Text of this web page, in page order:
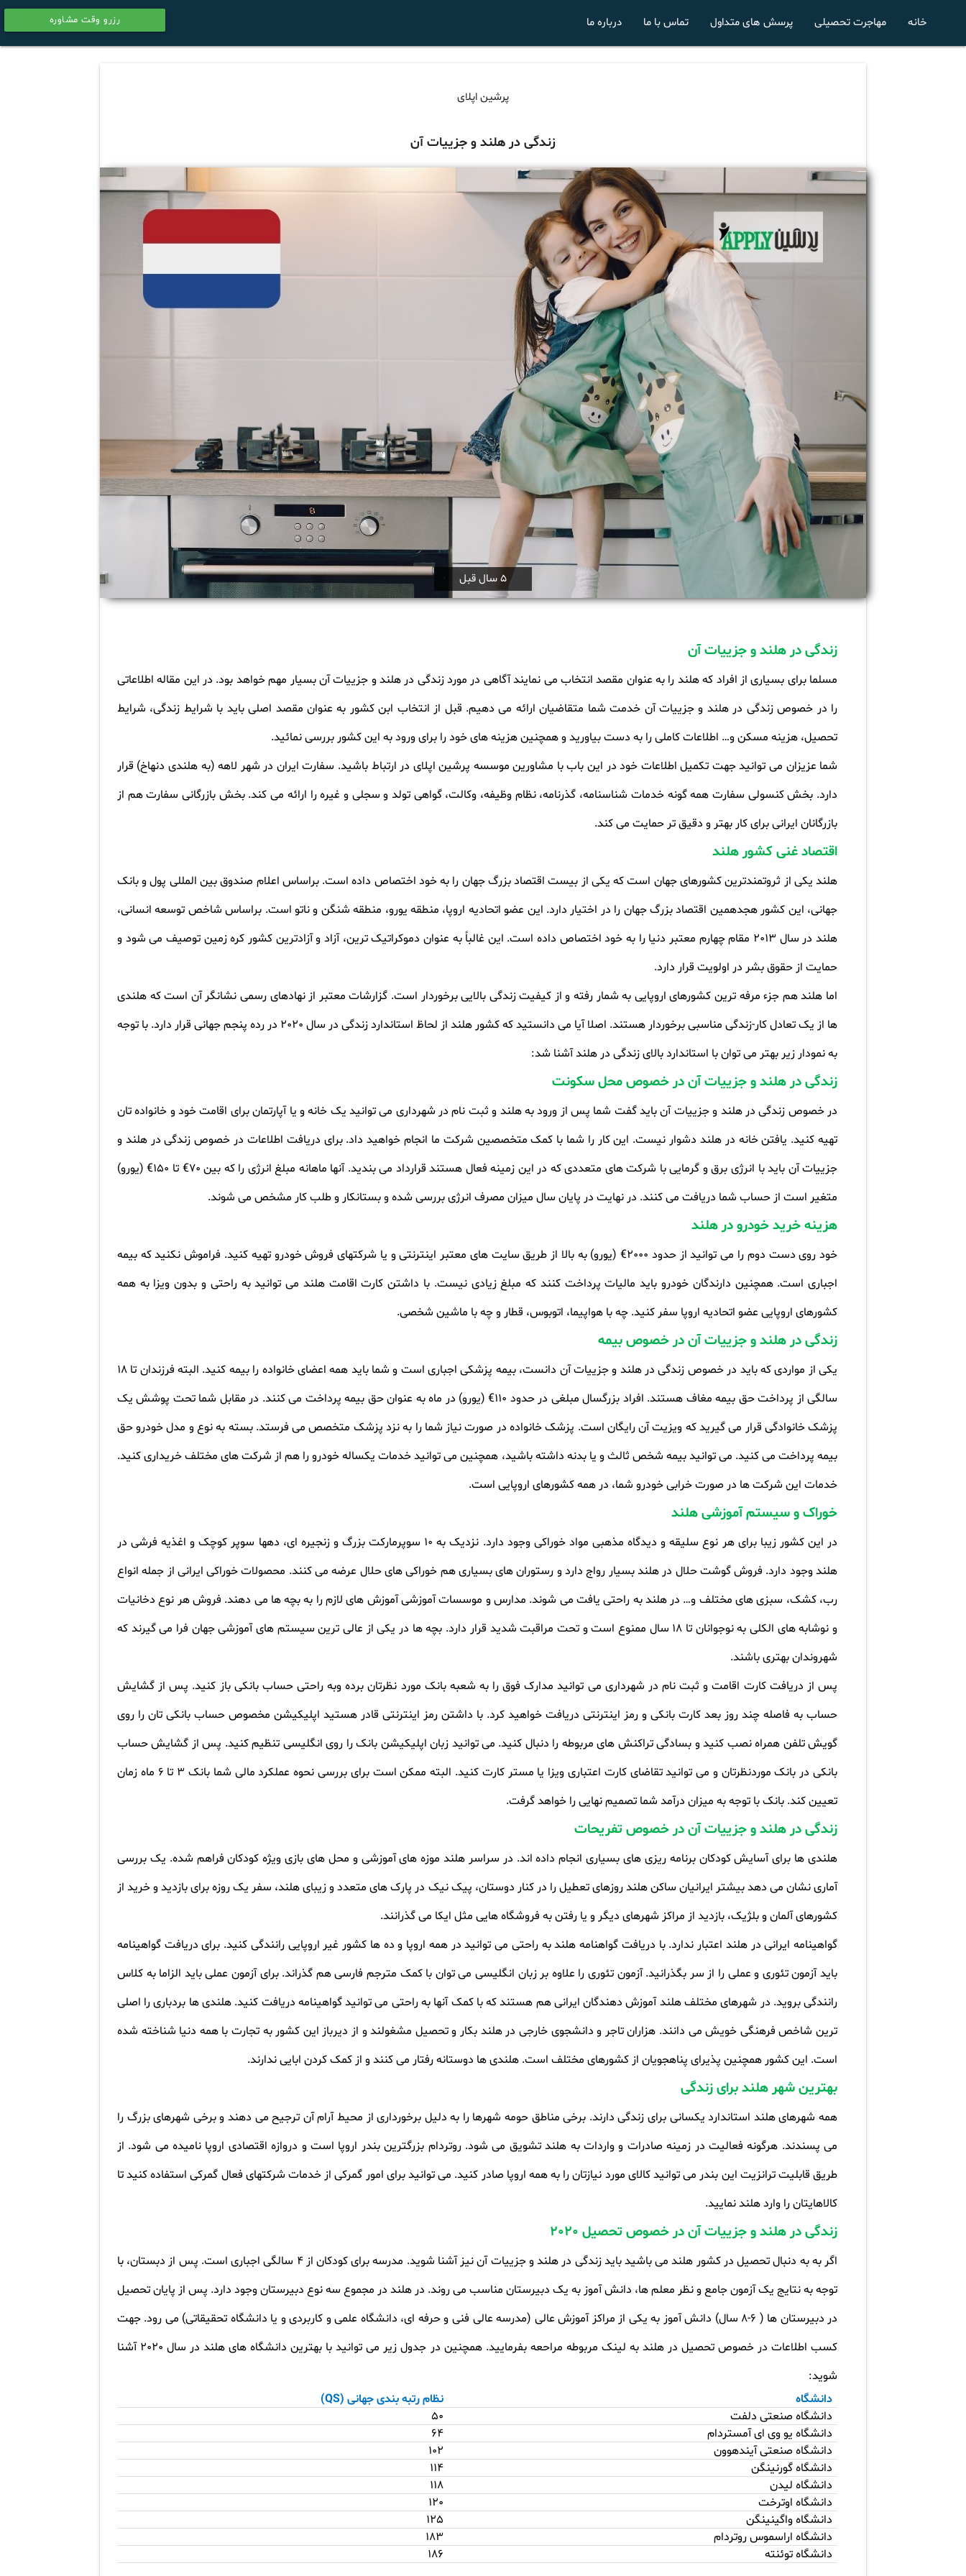
رزرو وقت مشاوره
calendar
خانه مهاجرت تحصیلی پرسش های متداول تماس با ما درباره ما
پرشین اپلای
زندگی در هلند و جزییات آن
5 سال قبل
زندگی در هلند و جزییات آن
مسلما برای بسیاری از افراد که هلند را به عنوان مقصد انتخاب می نمایند آگاهی در مورد زندگی در هلند و جزییات آن بسیار مهم خواهد بود. در این مقاله اطلاعاتی
را در خصوص زندگی در هلند و جزییات آن خدمت شما متقاضیان ارائه می دهیم. قبل از انتخاب ابن کشور به عنوان مقصد اصلی باید با شرایط زندگی، شرایط
تحصیل، هزینه مسکن و… اطلاعات کاملی را به دست بیاورید و همچنین هزینه های خود را برای ورود به این کشور بررسی نمائید.
شما عزیزان می توانید جهت تکمیل اطلاعات خود در این باب با مشاورین موسسه پرشین اپلای در ارتباط باشید. سفارت ایران در شهر لاهه (به هلندی دنهاخ) قرار
دارد. بخش کنسولی سفارت همه گونه خدمات شناسنامه، گذرنامه، نظام وظیفه، وکالت، گواهی تولد و سجلی و غیره را ارائه می کند. بخش بازرگانی سفارت هم از
بازرگانان ایرانی برای کار بهتر و دقیق تر حمایت می کند.
اقتصاد غنی کشور هلند
هلند یکی از ثروتمندترین کشورهای جهان است که یکی از بیست اقتصاد بزرگ جهان را به خود اختصاص داده است. براساس اعلام صندوق بین المللی پول و بانک
جهانی، این کشور هجدهمین اقتصاد بزرگ جهان را در اختیار دارد. این عضو اتحادیه اروپا، منطقه یورو، منطقه شنگن و ناتو است. براساس شاخص توسعه انسانی،
هلند در سال 2013 مقام چهارم معتبر دنیا را به خود اختصاص داده است. این غالباً به عنوان دموکراتیک ترین، آزاد و آزادترین کشور کره زمین توصیف می شود و
حمایت از حقوق بشر در اولویت قرار دارد.
اما هلند هم جزء مرفه ترین کشورهای اروپایی به شمار رفته و از کیفیت زندگی بالایی برخوردار است. گزارشات معتبر از نهادهای رسمی نشانگر آن است که هلندی
ها از یک تعادل کار-زندگی مناسبی برخوردار هستند. اصلا آیا می دانستید که کشور هلند از لحاظ استاندارد زندگی در سال 2020 در رده پنجم جهانی قرار دارد. با توجه
به نمودار زیر بهتر می توان با استاندارد بالای زندگی در هلند آشنا شد:
زندگی در هلند و جزییات آن در خصوص محل سکونت
در خصوص زندگی در هلند و جزییات آن باید گفت شما پس از ورود به هلند و ثبت نام در شهرداری می توانید یک خانه و یا آپارتمان برای اقامت خود و خانواده تان
تهیه کنید. یافتن خانه در هلند دشوار نیست. این کار را شما با کمک متخصصین شرکت ما انجام خواهید داد. برای دریافت اطلاعات در خصوص زندگی در هلند و
جزییات آن باید با انرژی برق و گرمایی با شرکت های متعددی که در این زمینه فعال هستند قرارداد می بندید. آنها ماهانه مبلغ انرژی را که بین 70€ تا 150€ (یورو)
متغیر است از حساب شما دریافت می کنند. در نهایت در پایان سال میزان مصرف انرژی بررسی شده و بستانکار و طلب کار مشخص می شوند.
هزینه خرید خودرو در هلند
خود روی دست دوم را می توانید از حدود 2000€ (یورو) به بالا از طریق سایت های معتبر اینترنتی و یا شرکتهای فروش خودرو تهیه کنید. فراموش نکنید که بیمه
اجباری است. همچنین دارندگان خودرو باید مالیات پرداخت کنند که مبلغ زیادی نیست. با داشتن کارت اقامت هلند می توانید به راحتی و بدون ویزا به همه
کشورهای اروپایی عضو اتحادیه اروپا سفر کنید. چه با هواپیما، اتوبوس، قطار و چه با ماشین شخصی.
زندگی در هلند و جزییات آن در خصوص بیمه
یکی از مواردی که باید در خصوص زندگی در هلند و جزییات آن دانست، بیمه پزشکی اجباری است و شما باید همه اعضای خانواده را بیمه کنید. البته فرزندان تا 18
سالگی از پرداخت حق بیمه مغاف هستند. افراد بزرگسال مبلغی در حدود 110€ (یورو) در ماه به عنوان حق بیمه پرداخت می کنند. در مقابل شما تحت پوشش یک
پزشک خانوادگی قرار می گیرید که ویزیت آن رایگان است. پزشک خانواده در صورت نیاز شما را به نزد پزشک متخصص می فرستد. بسته به نوع و مدل خودرو حق
بیمه پرداخت می کنید. می توانید بیمه شخص ثالث و یا بدنه داشته باشید، همچنین می توانید خدمات یکساله خودرو را هم از شرکت های مختلف خریداری کنید.
خدمات این شرکت ها در صورت خرابی خودرو شما، در همه کشورهای اروپایی است.
خوراک و سیستم آموزشی هلند
در این کشور زیبا برای هر نوع سلیقه و دیدگاه مذهبی مواد خوراکی وجود دارد. نزدیک به 10 سوپرمارکت بزرگ و زنجیره ای، دهها سوپر کوچک و اغذیه فرشی در
هلند وجود دارد. فروش گوشت حلال در هلند بسیار رواج دارد و رستوران های بسیاری هم خوراکی های حلال عرضه می کنند. محصولات خوراکی ایرانی از جمله انواع
رب، کشک، سبزی های مختلف و… در هلند به راحتی یافت می شوند. مدارس و موسسات آموزشی آموزش های لازم را به بچه ها می دهند. فروش هر نوع دخانیات
و نوشابه های الکلی به نوجوانان تا 18 سال ممنوع است و تحت مراقبت شدید قرار دارد. بچه ها در یکی از عالی ترین سیستم های آموزشی جهان فرا می گیرند که
شهروندان بهتری باشند.
پس از دریافت کارت اقامت و ثبت نام در شهرداری می توانید مدارک فوق را به شعبه بانک مورد نظرتان برده وبه راحتی حساب بانکی باز کنید. پس از گشایش
حساب به فاصله چند روز بعد کارت بانکی و رمز اینترنتی دریافت خواهید کرد. با داشتن رمز اینترنتی قادر هستید اپلیکیشن مخصوص حساب بانکی تان را روی
گویش تلفن همراه نصب کنید و بسادگی تراکنش های مربوطه را دنبال کنید. می توانید زبان اپلیکیشن بانک را روی انگلیسی تنظیم کنید. پس از گشایش حساب
بانکی در بانک موردنظرتان و می توانید تقاضای کارت اعتباری ویزا یا مستر کارت کنید. البته ممکن است برای بررسی نحوه عملکرد مالی شما بانک 3 تا 6 ماه زمان
تعیین کند. بانک با توجه به میزان درآمد شما تصمیم نهایی را خواهد گرفت.
زندگی در هلند و جزییات آن در خصوص تفریحات
هلندی ها برای آسایش کودکان برنامه ریزی های بسیاری انجام داده اند. در سراسر هلند موزه های آموزشی و محل های بازی ویژه کودکان فراهم شده. یک بررسی
آماری نشان می دهد بیشتر ایرانیان ساکن هلند روزهای تعطیل را در کنار دوستان، پیک نیک در پارک های متعدد و زیبای هلند، سفر یک روزه برای بازدید و خرید از
کشورهای آلمان و بلژیک، بازدید از مراکز شهرهای دیگر و یا رفتن به فروشگاه هایی مثل ایکا می گذرانند.
گواهینامه ایرانی در هلند اعتبار ندارد. با دریافت گواهنامه هلند به راحتی می توانید در همه اروپا و ده ها کشور غیر اروپایی رانندگی کنید. برای دریافت گواهینامه
باید آزمون تئوری و عملی را از سر بگذرانید. آزمون تئوری را علاوه بر زبان انگلیسی می توان با کمک مترجم فارسی هم گذراند. برای آزمون عملی باید الزاما به کلاس
رانندگی بروید. در شهرهای مختلف هلند آموزش دهندگان ایرانی هم هستند که با کمک آنها به راحتی می توانید گواهینامه دریافت کنید. هلندی ها بردباری را اصلی
ترین شاخص فرهنگی خویش می دانند. هزاران تاجر و دانشجوی خارجی در هلند بکار و تحصیل مشغولند و از دیرباز این کشور به تجارت با همه دنیا شناخته شده
است. این کشور همچنین پذیرای پناهجویان از کشورهای مختلف است. هلندی ها دوستانه رفتار می کنند و از کمک کردن ابایی ندارند.
بهترین شهر هلند برای زندگی
همه شهرهای هلند استاندارد یکسانی برای زندگی دارند. برخی مناطق حومه شهرها را به دلیل برخورداری از محیط آرام آن ترجیح می دهند و برخی شهرهای بزرگ را
می پسندند. هرگونه فعالیت در زمینه صادرات و واردات به هلند تشویق می شود. روتردام بزرگترین بندر اروپا است و دروازه اقتصادی اروپا نامیده می شود. از
طریق قابلیت ترانزیت این بندر می توانید کالای مورد نیازتان را به همه اروپا صادر کنید. می توانید برای امور گمرکی از خدمات شرکتهای فعال گمرکی استفاده کنید تا
کالاهایتان را وارد هلند نمایید.
زندگی در هلند و جزییات آن در خصوص تحصیل 2020
اگر به به دنبال تحصیل در کشور هلند می باشید باید زندگی در هلند و جزییات آن نیز آشنا شوید. مدرسه برای کودکان از 4 سالگی اجباری است. پس از دبستان، با
توجه به نتایج یک آزمون جامع و نظر معلم ها، دانش آموز به یک دبیرستان مناسب می روند. در هلند در مجموع سه نوع دبیرستان وجود دارد. پس از پایان تحصیل
در دبیرستان ها ( 6-8 سال) دانش آموز به یکی از مراکز آموزش عالی (مدرسه عالی فنی و حرفه ای، دانشگاه علمی و کاربردی و یا دانشگاه تحقیقاتی) می رود. جهت
کسب اطلاعات در خصوص تحصیل در هلند به لینک مربوطه مراحعه بفرمایید. همچنین در جدول زیر می توانید با بهترین دانشگاه های هلند در سال 2020 آشنا
شوید:
دانشگاه
نظام رتبه بندی جهانی (QS)
دانشگاه صنعتی دلفت
50
دانشگاه یو وی ای آمستردام
64
دانشگاه صنعتی آیندهوون
102
دانشگاه گورنینگن
114
دانشگاه لیدن
118
دانشگاه اوترخت
120
دانشگاه واگینینگن
125
دانشگاه اراسموس روتردام
183
دانشگاه توئنته
186